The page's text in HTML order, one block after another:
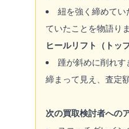
紐を強く締めて
ていたことを物語りま
ヒールリフト（トッ
踵が斜めに削れ
締まって見え、査定
次の買取検討者への